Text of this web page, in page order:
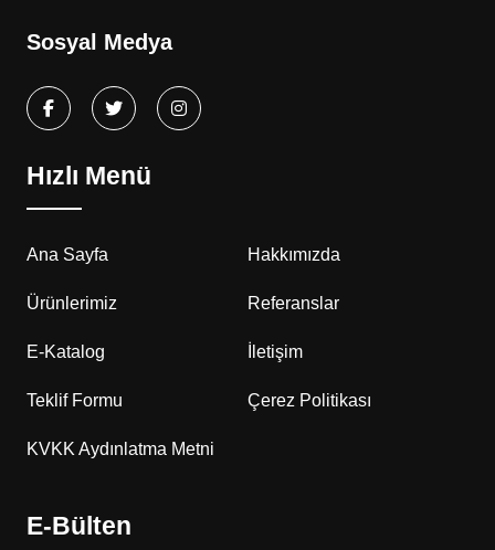
Sosyal Medya
Hızlı Menü
Ana Sayfa Hakkımızda
Ürünlerimiz Referanslar
E-Katalog İletişim
Teklif Formu Çerez Politikası
KVKK Aydınlatma Metni
E-Bülten